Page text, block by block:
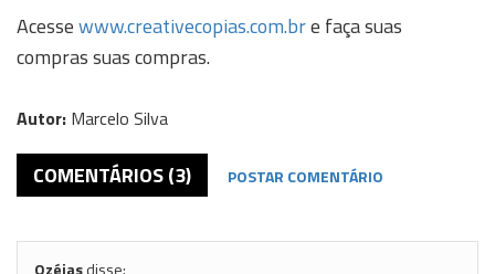
Acessewww.creativecopias.com.bre faça suas
compras suas compras.
Autor: Marcelo Silva
COMENTÁRIOS (3) POSTAR COMENTÁRIO
Ozéiasdisse: